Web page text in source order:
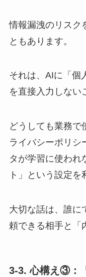
情報漏洩のリスク
ともあります。
それは、AIに「個
を直接入力しない
どうしても業務で
ライバシーポリシ
タが学習に使われ
ト」という設定を
大切な話は、誰に
頼できる相手と「
3-3. 心構え③：